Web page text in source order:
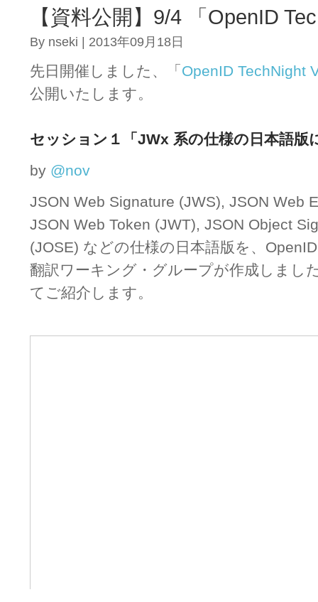
【資料公開】9/4 「OpenID
By nseki | 2013年09月18日
先日開催しました、「 OpenID TechNight
公開いたします。
セッション１「JWx 系の仕様の日本語版
by @nov
JSON Web Signature (JWS), JSON Web
JSON Web Token (JWT), JSON Object
(JOSE) などの仕様の日本語版を、
翻訳ワーキング・グループが作成しまし
てご紹介します。